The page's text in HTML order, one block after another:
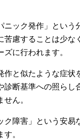
ニック発作」という
苦慮することは少な
に行われます。
作と似たような症状
診断基準への照らし
ん。
ク障害」という安易
。